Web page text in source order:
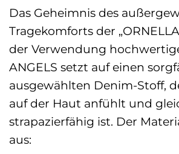
Das Geheimnis des
Tragekomforts der
der Verwendung
ANGELS setzt auf einen
ausgewählten Denim-Stoff,
auf der Haut anfühlt und
strapazierfähig ist. Der
aus: